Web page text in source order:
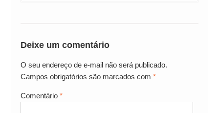
Deixe um comentário
O seu endereço de e-mail não será publicado.
Campos obrigatórios são marcados com *
Comentário *